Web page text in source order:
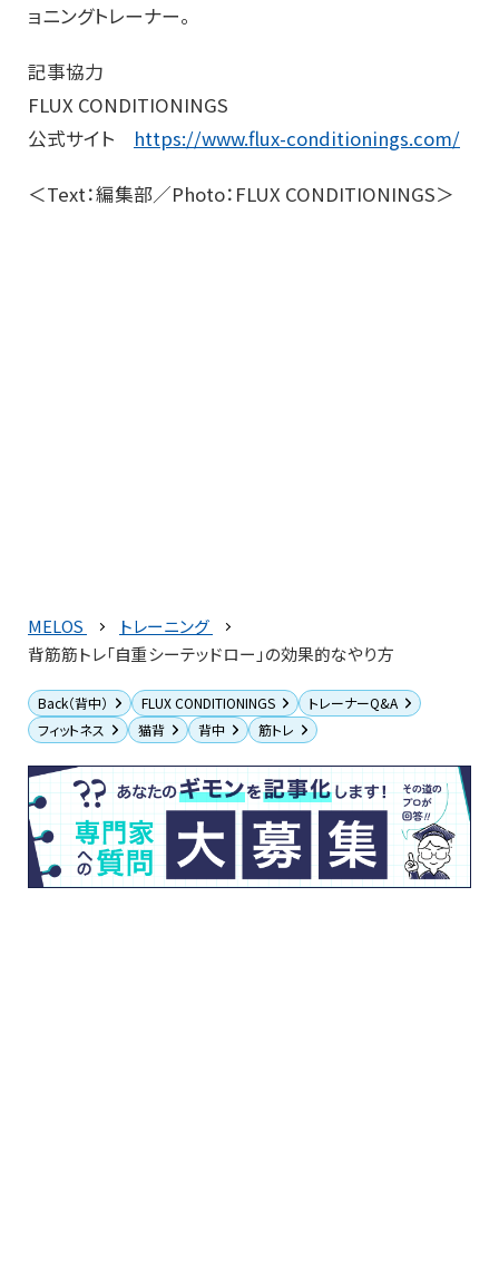
ョニングトレーナー。
記事協力
FLUX CONDITIONINGS
公式サイト https://www.flux-conditionings.com/
＜Text：編集部／Photo：FLUX CONDITIONINGS＞
MELOS
トレーニング
背筋筋トレ「自重シーテッドロー」の効果的なやり方
Back（背中） FLUX CONDITIONINGS
トレーナーQ&A
フィットネス
猫背 背中 筋トレ